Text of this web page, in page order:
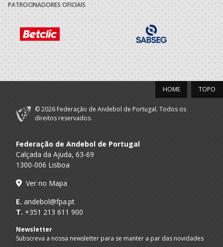
PATROCINADORES OFICIAIS
TOPO
HOME
© 2026 Federação de Andebol de Portugal. Todos os
direitos reservados.
Federação de Andebol de Portugal
Calçada da Ajuda, 63-69
1300-006 Lisboa
Ver no Mapa
E. andebol@fpa.pt
T. +351 213 611 900
Newsletter
Subscreva a nossa newsletter para se manter a par das novidades